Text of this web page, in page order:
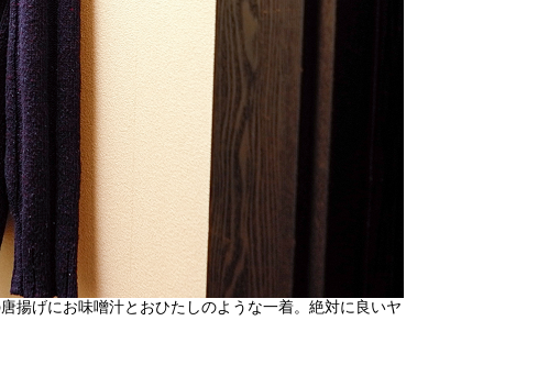
揚げにお味噌汁とおひたしのような一着。絶対に良いヤ